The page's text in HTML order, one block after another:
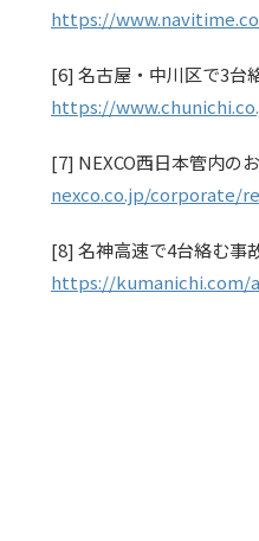
https://
[6] 名古屋・中川区で3台
https://
[7] NEXCO西日本管内の
nexco.co.jp/corporate/
[8] 名神高速で4台絡む事
https://kumanichi.com/